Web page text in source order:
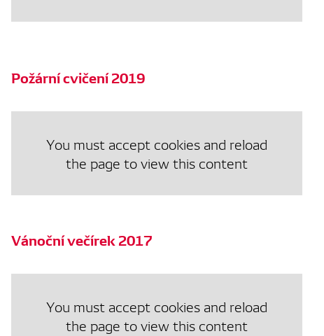
Požární cvičení 2019
You must accept cookies and reload
the page to view this content
Vánoční večírek 2017
You must accept cookies and reload
the page to view this content